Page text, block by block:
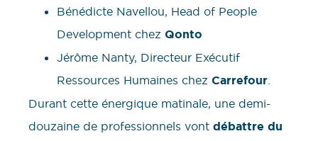
Bénédicte Navellou, Head of People
Development chez Qonto
Jérôme Nanty, Directeur Exécutif
Ressources Humaines chez Carrefour
Durant cette énergique matinale, une demi-
douzaine de professionnels vont débattre du